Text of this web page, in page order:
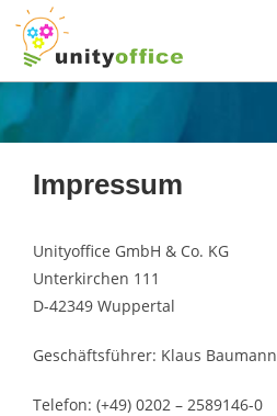
Impressum
Unityoffice GmbH & Co. KG
Unterkirchen 111
D-42349 Wuppertal
Geschäftsführer: Klaus Baumann
Telefon: (+49) 0202 – 2589146-0